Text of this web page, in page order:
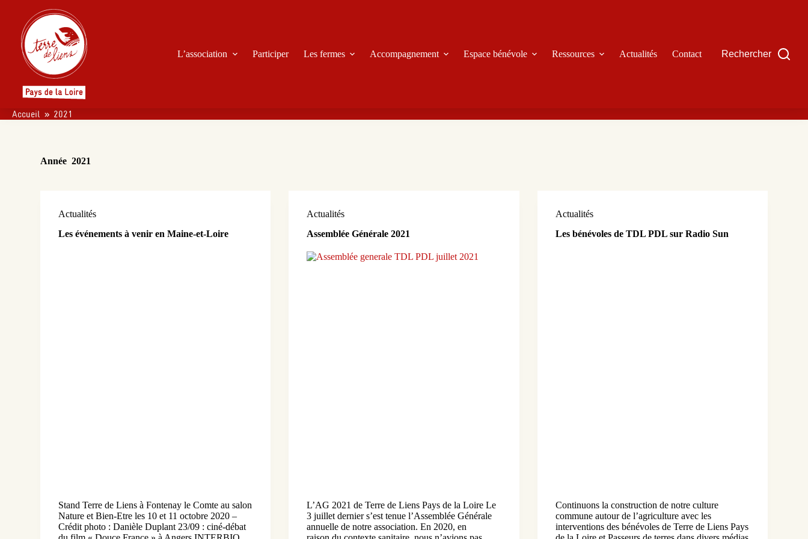
o
n
L’association Participer Les fermes Accompagnement Espace bénévole Ressources Actualités Contact Rechercher
Accueil » 2021
Année 2021
Actualités
Les événements à venir en Maine-et-Loire
Stand Terre de Liens à Fontenay le Comte au salon
Nature et Bien-Etre les 10 et 11 octobre 2020 –
Crédit photo : Danièle Duplant 23/09 : ciné-débat
Actualités
Assemblée Générale 2021
L’AG 2021 de Terre de Liens Pays de la Loire Le
3 juillet dernier s’est tenue l’Assemblée Générale
annuelle de notre association. En 2020, en
Actualités
Les bénévoles de TDL PDL sur Radio Sun
Continuons la construction de notre culture
commune autour de l’agriculture avec les
interventions des bénévoles de Terre de Liens Pays